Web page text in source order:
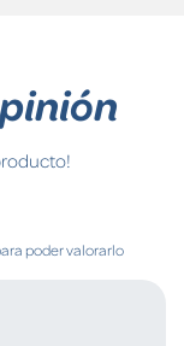
poder valorarlo